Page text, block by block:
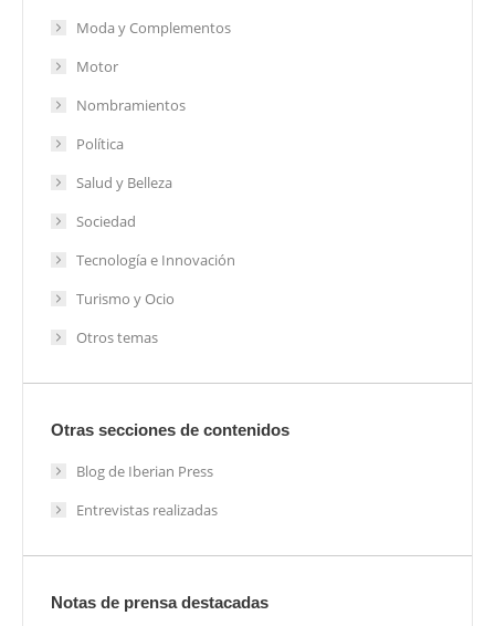
Moda y Complementos
Motor
Nombramientos
Política
Salud y Belleza
Sociedad
Tecnología e Innovación
Turismo y Ocio
Otros temas
Otras secciones de contenidos
Blog de Iberian Press
Entrevistas realizadas
Notas de prensa destacadas